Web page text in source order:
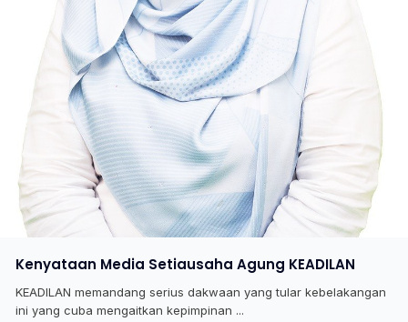
Kenyataan Media Setiausaha Agung KEADILAN
KEADILAN memandang serius dakwaan yang tular kebelakangan
ini yang cuba mengaitkan kepimpinan ...